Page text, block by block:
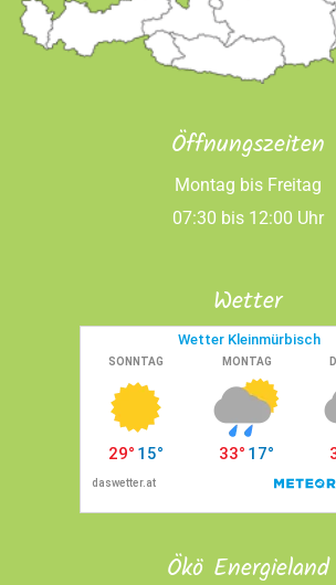
Öffnungszeiten
Montag bis Freitag
07:30 bis 12:00 Uhr
Wetter
Ökö Energieland